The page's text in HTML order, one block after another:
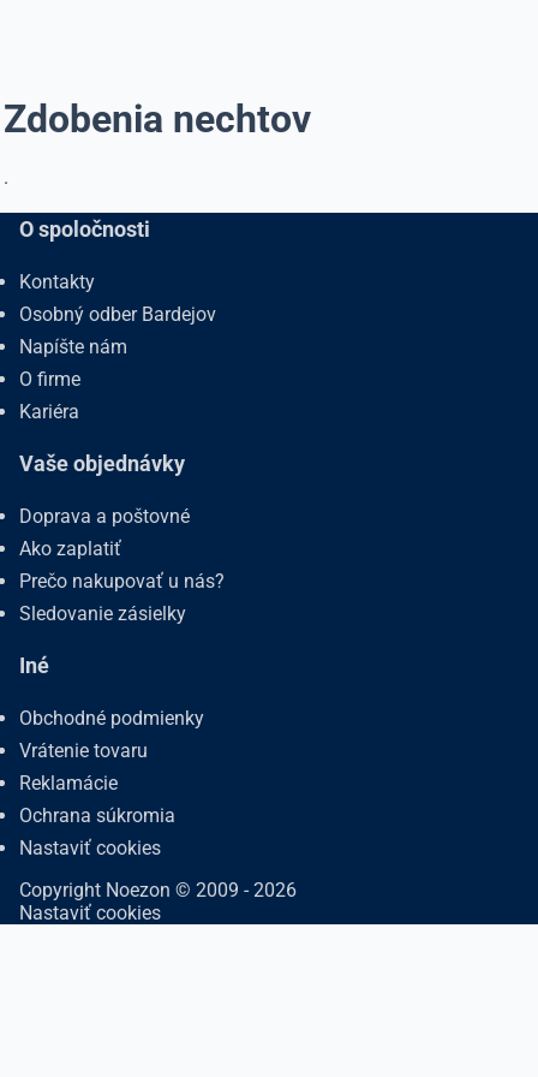
Zdobenia nechtov
.
O spoločnosti
Kontakty
Osobný odber Bardejov
Napíšte nám
O firme
Kariéra
Vaše objednávky
Doprava a poštovné
Ako zaplatiť
Prečo nakupovať u nás?
Sledovanie zásielky
Iné
Obchodné podmienky
Vrátenie tovaru
Reklamácie
Ochrana súkromia
Nastaviť cookies
Copyright Noezon © 2009 - 2026
Nastaviť cookies